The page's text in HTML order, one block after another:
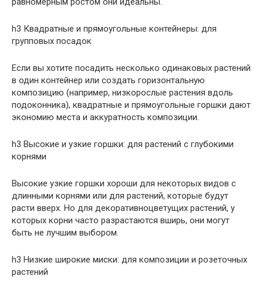
h3 Квадратные и прямоугольные контейнеры: для
групповых посадок
Если вы хотите посадить несколько одинаковых растений
в один контейнер или создать горизонтальную
композицию (например, низкорослые растения вдоль
подоконника), квадратные и прямоугольные горшки дают
экономию места и аккуратность композиции.
h3 Высокие и узкие горшки: для растений с глубокими
корнями
Высокие узкие горшки хороши для некоторых видов с
длинными корнями или для растений, которые будут
расти вверх. Но для декоративноцветущих растений, у
которых корни часто разрастаются вширь, они могут
быть не лучшим выбором.
h3 Низкие широкие миски: для композиции и розеточных
растений